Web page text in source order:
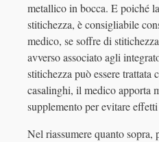
metallico in bocca. E poiché
stitichezza, è consigliabile
medico, se soffre di
avverso associato agli
stitichezza può essere trattata
casalinghi, il medico apporta
supplemento per evitare
Nel riassumere quanto sopra,